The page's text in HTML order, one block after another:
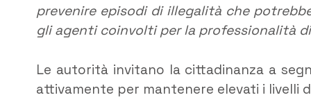
prevenire episodi di illegalità che
gli agenti coinvolti per la professionalità
Le autorità invitano la cittadinanza a
attivamente per mantenere elevati i livelli